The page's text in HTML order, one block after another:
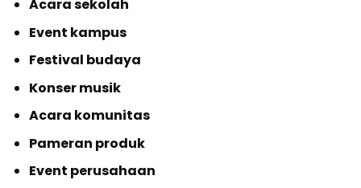
Acara sekolah
Event kampus
Festival budaya
Konser musik
Acara komunitas
Pameran produk
Event perusahaan